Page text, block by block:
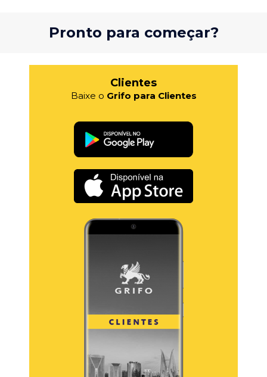
Pronto para começar?
Clientes
Baixe o Grifo para Clientes